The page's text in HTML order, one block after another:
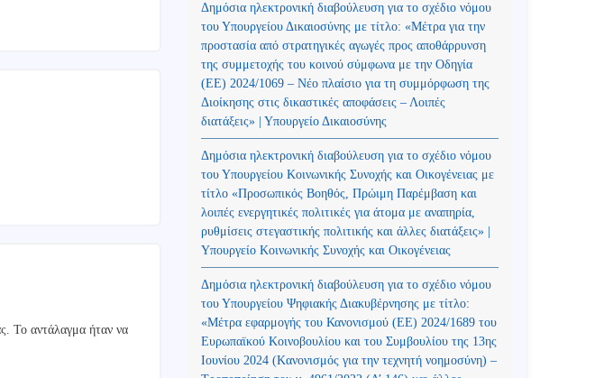
Το αντάλαγμα ήταν να
Δημόσια ηλεκτρονική διαβούλευση για το σχέδιο νόμου
του Υπουργείου Δικαιοσύνης με τίτλο: «Μέτρα για την
προστασία από στρατηγικές αγωγές προς αποθάρρυνση
της συμμετοχής του κοινού σύμφωνα με την Οδηγία
(ΕΕ) 2024/1069 – Νέο πλαίσιο για τη συμμόρφωση της
Διοίκησης στις δικαστικές αποφάσεις – Λοιπές
διατάξεις» | Υπουργείο Δικαιοσύνης
Δημόσια ηλεκτρονική διαβούλευση για το σχέδιο νόμου
του Υπουργείου Κοινωνικής Συνοχής και Οικογένειας με
τίτλο «Προσωπικός Βοηθός, Πρώιμη Παρέμβαση και
λοιπές ενεργητικές πολιτικές για άτομα με αναπηρία,
ρυθμίσεις στεγαστικής πολιτικής και άλλες διατάξεις» |
Υπουργείο Κοινωνικής Συνοχής και Οικογένειας
Δημόσια ηλεκτρονική διαβούλευση για το σχέδιο νόμου
του Υπουργείου Ψηφιακής Διακυβέρνησης με τίτλο:
«Μέτρα εφαρμογής του Κανονισμού (ΕΕ) 2024/1689 του
Ευρωπαϊκού Κοινοβουλίου και του Συμβουλίου της 13ης
Ιουνίου 2024 (Kανονισμός για την τεχνητή νοημοσύνη) –